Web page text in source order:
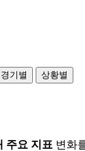
경기별 상황별
주요 지표 변화